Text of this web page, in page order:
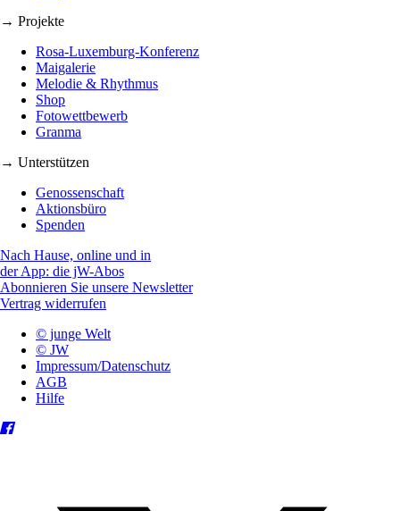
→ Projekte
Rosa-Luxemburg-Konferenz
Maigalerie
Melodie & Rhythmus
Shop
Fotowettbewerb
Granma
→ Unterstützen
Genossenschaft
Aktionsbüro
Spenden
Nach Hause, online und in
der App: die jW-Abos
Abonnieren Sie unsere Newsletter
Vertrag widerrufen
© junge Welt
© JW
Impressum/Datenschutz
AGB
Hilfe